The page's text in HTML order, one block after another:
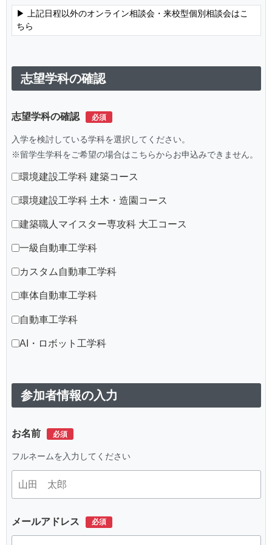
▶ 上記日程以外のオンライン相談会・来校型個別相談会はこ
ちら
志望学科の確認
志望学科の確認
入学を検討している学科を選択してください。
※留学生学科をご希望の場合はこちらからお申込みできません。
環境建設工学科 建築コース
環境建設工学科 土木・造園コース
建築職人マイスター専攻科 大工コース
一級自動車工学科
カスタム自動車工学科
車体自動車工学科
自動車工学科
AI・ロボット工学科
参加者情報の入力
お名前
フルネームを入力してください
メールアドレス